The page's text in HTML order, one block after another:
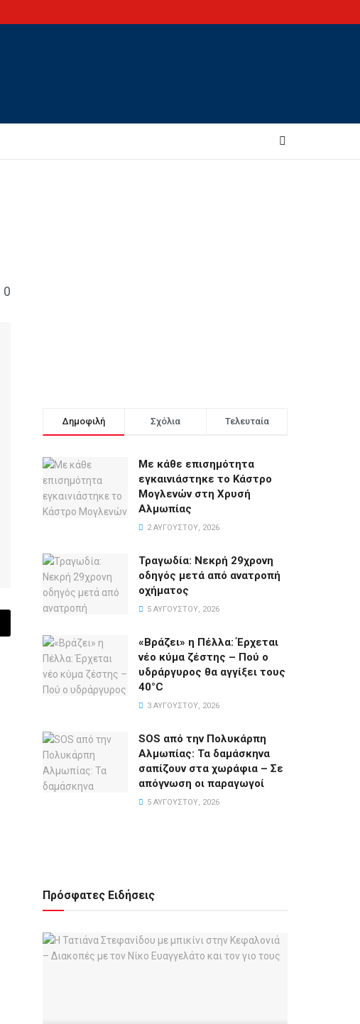
0
Δημοφιλή Σχόλια Τελευταία
Με κάθε επισημότητα
εγκαινιάστηκε το Κάστρο
Μογλενών στη Χρυσή
Αλμωπίας
2 ΑΥΓΟΎΣΤΟΥ, 2026
Τραγωδία: Νεκρή 29χρονη
οδηγός μετά από ανατροπή
οχήματος
5 ΑΥΓΟΎΣΤΟΥ, 2026
«Βράζει» η Πέλλα: Έρχεται
νέο κύμα ζέστης – Πού ο
υδράργυρος θα αγγίξει τους
40°C
3 ΑΥΓΟΎΣΤΟΥ, 2026
SOS από την Πολυκάρπη
Αλμωπίας: Τα δαμάσκηνα
σαπίζουν στα χωράφια – Σε
απόγνωση οι παραγωγοί
5 ΑΥΓΟΎΣΤΟΥ, 2026
Πρόσφατες Ειδήσεις